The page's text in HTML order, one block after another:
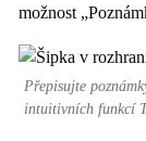
možnost
Přepisujte
intuitivních funkcí